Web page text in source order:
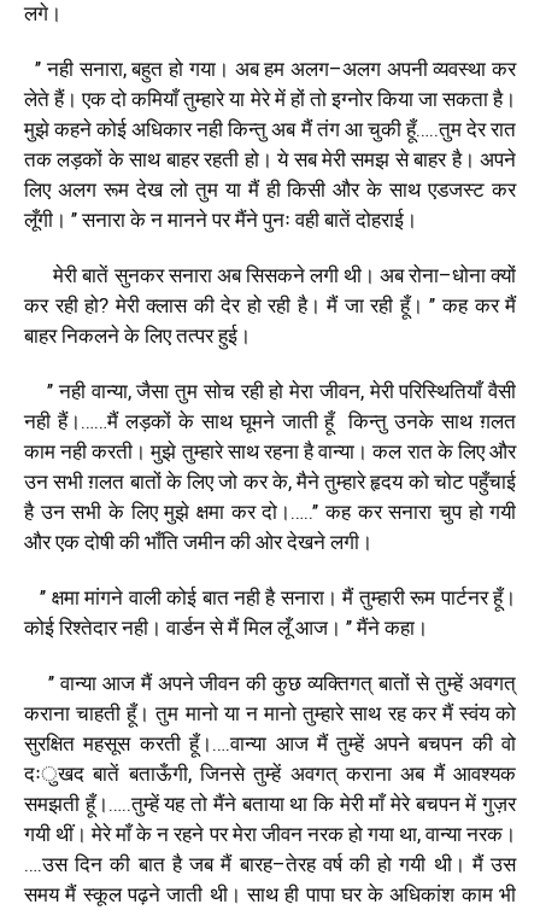
लगे।
’’नही सनारा,बहुत हो गया। अब हम अलग–अलग अपनी व्यवस्था कर
लेते हैं। एक दो कमियाँ तुम्हारे या मेरे में हों तो इग्नोर किया जा सकता है।
मुझे कहने कोई अधिकार नही किन्तु अब मैं तंग आ चुकी हूँ…..तुम देर रात
तक लड़कों के साथ बाहर रहती हो। ये सब मेरी समझ से बाहर है। अपने
लिए अलग रूम देख लो तुम या मैं ही किसी और के साथ एडजस्ट कर
लूँगी। ’’सनारा के न मानने पर मैंने पुनः वही बातें दोहराई।
मेरी बातें सुनकर सनारा अब सिसकने लगी थी। अब रोना–धोना क्यों
कर रही हो?मेरी क्लास की देर हो रही है। मैं जा रही हूँ। ’’कह कर मैं
बाहर निकलने के लिए तत्पर हुई।
’’नही वान्या,जैसा तुम सोच रही हो मेरा जीवन,मेरी परिस्थितियाँ वैसी
नही हैं। ……मैं लड़कों के साथ घूमने जाती हूँ किन्तु उनके साथ ग़लत
काम नही करती। मुझे तुम्हारे साथ रहना है वान्या। कल रात के लिए और
उन सभी ग़लत बातों के लिए जो कर के,मैने तुम्हारे हृदय को चोट पहुँचाई
है उन सभी के लिए मुझे क्षमा कर दो। …..’’कह कर सनारा चुप हो गयी
और एक दोषी की भाँति जमीन की ओर देखने लगी।
’’ क्षमा मांगने वाली कोई बात नही है सनारा। मैं तुम्हारी रूम पार्टनर हूँ।
कोई रिश्तेदार नही। वार्डन से मैं मिल लूँ आज। ’’मैंने कहा।
’’वान्या आज मैं अपने जीवन की कुछ व्यक्तिगत् बातों से तुम्हें अवगत्
कराना चाहती हूँ। तुम मानो या न मानो तुम्हारे साथ रह कर मैं स्वंय को
सुरक्षित महसूस करती हूँ। ….वान्या आज मैं तुम्हें अपने बचपन की वो
दःुखद बातें बताऊँगी,जिनसे तुम्हें अवगत् कराना अब मैं आवश्यक
समझती हूँ। …..तुम्हें यह तो मैंने बताया था कि मेरी माँ मेरे बचपन में गुज़र
गयी थीं। मेरे माँ के न रहने पर मेरा जीवन नरक हो गया था,वान्या नरक।
….उस दिन की बात है जब मैं बारह–तेरह वर्ष की हो गयी थी। मैं उस
समय मैं स्कूल पढ़ने जाती थी। साथ ही पापा घर के अधिकांश काम भी